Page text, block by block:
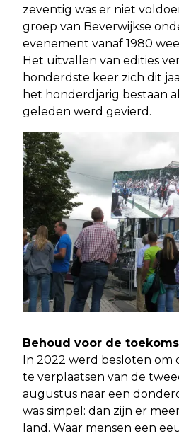
zeventig was er niet
groep van Beverwijkse
evenement vanaf 1980
Het uitvallen van edities
honderdste keer zich dit
het honderdjarig bestaan
geleden werd gevierd.
Behoud voor de
In 2022 werd besloten om
te verplaatsen van de
augustus naar een
was simpel: dan zijn er
land. Waar mensen een